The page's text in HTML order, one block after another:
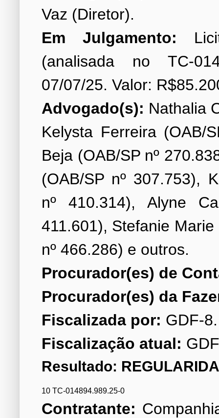
Em Julgamento:
(analisada no TC-
Advogado(s): Nathalia
Kelysta Ferreira (OAB/
Beja (OAB/SP nº
(OAB/SP nº 307.753),
nº 410.314), Alyne
411.601), Stefanie
Procurador(es) de
Procurador(es) da
Fiscalizada por:
Fiscalização atual:
Resultado:
10 TC-014894.989.25-0
Contratante: